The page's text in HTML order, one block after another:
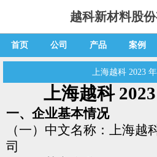
越科新材料股
首页 公司 产品 案例
上海越科 2023
上海越科
一、企业基本情况
（一）中文名称：上海越
司